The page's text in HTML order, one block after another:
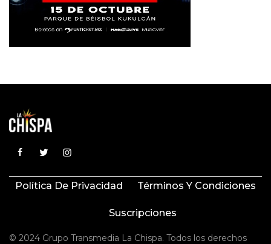
Política De Privacidad Términos Y Condiciones
Suscripciones
© 2024 Grupo Transmedia La Chispa. Todos los derechos